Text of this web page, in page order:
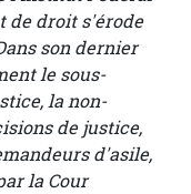
de droit s'érode
son dernier
le sous-
la non-
de justice,
d'asile,
la Cour